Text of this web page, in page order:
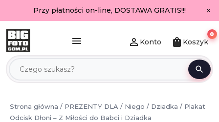
Przy płatności on-line, DOSTAWA GRATIS!!! ×
menu
search
person_outline Konto shopping_bag Koszyk
0
Strona główna / PREZENTY DLA / Niego / Dziadka / Plakat
Odcisk Dłoni – Z Miłości do Babci i Dziadka